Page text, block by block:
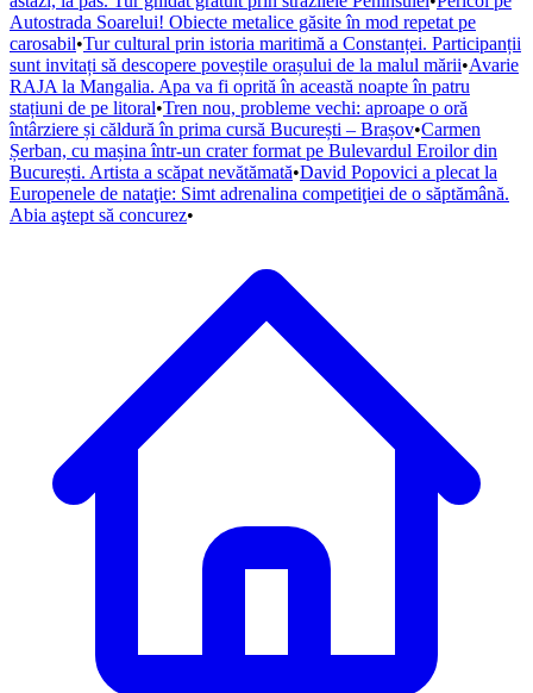
Autostrada Soarelui! Obiecte metalice găsite în mod repetat pe
carosabil•Tur cultural prin istoria maritimă a Constanței. Participanții
sunt invitați să descopere poveștile orașului de la malul mării•Avarie
RAJA la Mangalia. Apa va fi oprită în această noapte în patru
stațiuni de pe litoral•Tren nou, probleme vechi: aproape o oră
întârziere și căldură în prima cursă București – Brașov•Carmen
Șerban, cu mașina într-un crater format pe Bulevardul Eroilor din
București. Artista a scăpat nevătămată•David Popovici a plecat la
Europenele de nataţie: Simt adrenalina competiţiei de o săptămână.
Abia aştept să concurez•